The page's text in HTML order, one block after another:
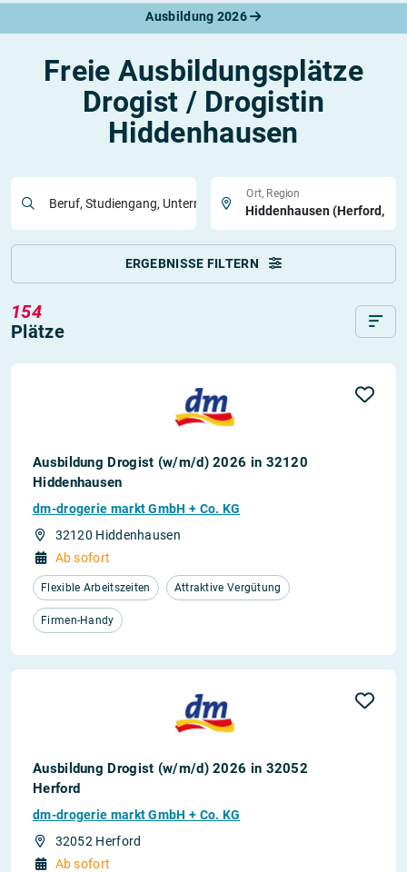
Ausbildung 2026
Freie Ausbildungsplätze
Drogist / Drogistin
Hiddenhausen
Beruf, Studiengang, Unternehmen
Ort, Region
ERGEBNISSE FILTERN
154
Plätze
Ausbildung Drogist (w/m/d) 2026 in 32120
Hiddenhausen
dm-drogerie markt GmbH + Co. KG
32120 Hiddenhausen
Ab sofort
Flexible Arbeitszeiten Attraktive Vergütung
Firmen-Handy
Ausbildung Drogist (w/m/d) 2026 in 32052
Herford
dm-drogerie markt GmbH + Co. KG
32052 Herford
Ab sofort